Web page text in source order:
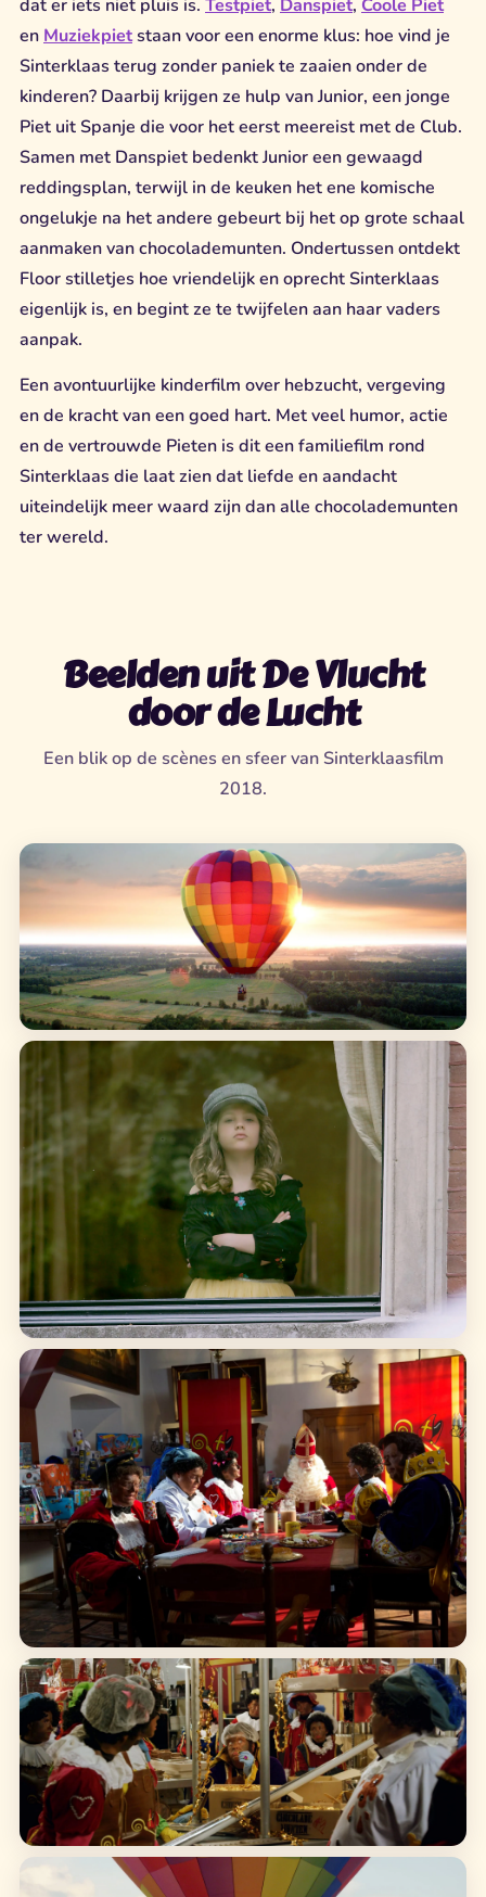
dat er iets niet pluis is. Testpiet, Danspiet, Coole Piet
en Muziekpietstaan voor een enorme klus: hoe vind je
Sinterklaas terug zonder paniek te zaaien onder de
kinderen? Daarbij krijgen ze hulp van Junior, een jonge
Piet uit Spanje die voor het eerst meereist met de Club.
Samen met Danspiet bedenkt Junior een gewaagd
reddingsplan, terwijl in de keuken het ene komische
ongelukje na het andere gebeurt bij het op grote schaal
aanmaken van chocolademunten. Ondertussen ontdekt
Floor stilletjes hoe vriendelijk en oprecht Sinterklaas
eigenlijk is, en begint ze te twijfelen aan haar vaders
aanpak.
Een avontuurlijke kinderfilm over hebzucht, vergeving
en de kracht van een goed hart. Met veel humor, actie
en de vertrouwde Pieten is dit een familiefilm rond
Sinterklaas die laat zien dat liefde en aandacht
uiteindelijk meer waard zijn dan alle chocolademunten
ter wereld.
Beelden uit De Vlucht
door de Lucht
Een blik op de scènes en sfeer van Sinterklaasfilm
2018.